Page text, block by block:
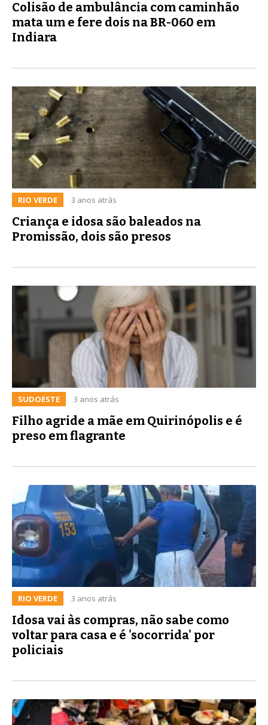
Colisão de ambulância com caminhão
mata um e fere dois na BR-060 em
Indiara
RIO VERDE 3 anos atrás
Criança e idosa são baleados na
Promissão, dois são presos
SUDOESTE 3 anos atrás
Filho agride a mãe em Quirinópolis e é
preso em flagrante
RIO VERDE 3 anos atrás
Idosa vai às compras, não sabe como
voltar para casa e é 'socorrida' por
policiais